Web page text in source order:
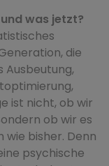
was jetzt?
die
Ausbeutung,
ist nicht, ob wir
ob wir es
wie bisher. Denn
psychische